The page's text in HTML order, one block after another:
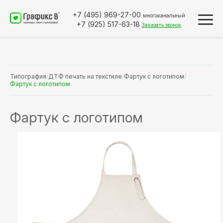
+7 (495) 969-27-00 многоканальный
+7 (925) 517-63-18 Заказать звонок
Типография/ДТФ печать на текстиле/Фартук с логотипом/
Фартук с логотипом
Фартук с логотипом